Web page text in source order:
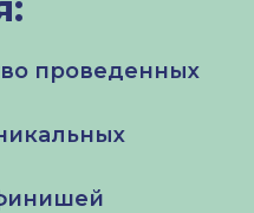
проведенных